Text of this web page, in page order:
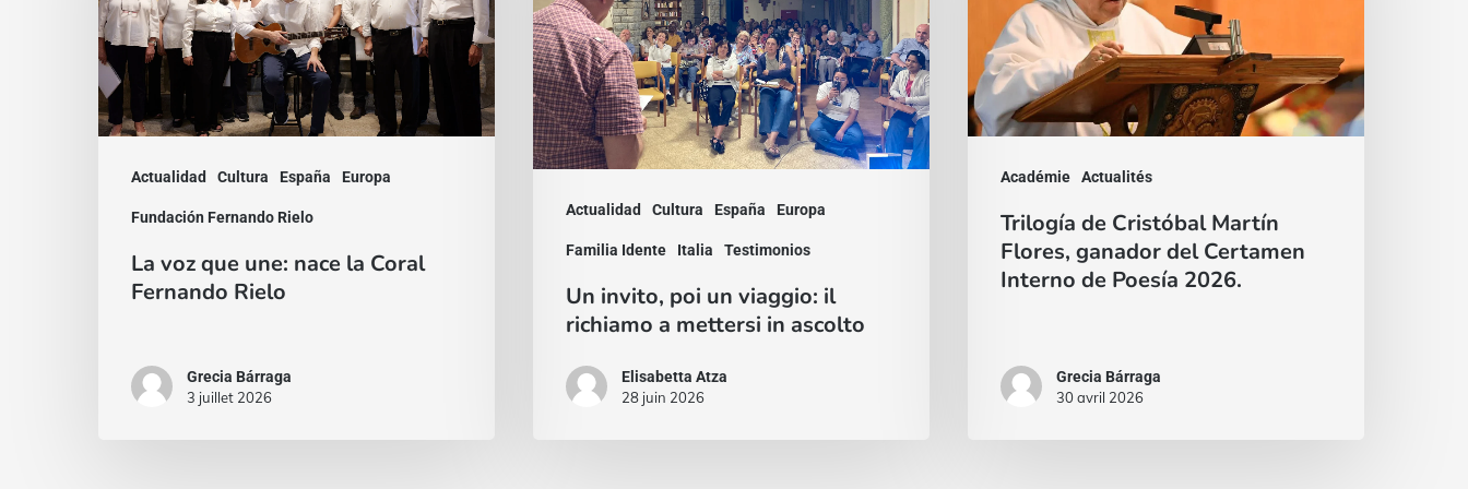
Actualidad Cultura España Europa
Fundación Fernando Rielo
nace
la
Coral
Fernando
Rielo
La voz que une: nace la Coral
Fernando Rielo
Grecia Bárraga
3 juillet 2026
Actualidad Cultura España Europa
Familia Idente Italia Testimonios
viaggio:
il
richiamo
a
mettersi
Un invito, poi un viaggio: il
richiamo a mettersi in ascolto
Elisabetta Atza
28 juin 2026
Académie Actualités
Flores,
ganador
del
Certamen
Interno
Poesía
2026.
Trilogía de Cristóbal Martín
Flores, ganador del Certamen
Interno de Poesía 2026.
Grecia Bárraga
30 avril 2026